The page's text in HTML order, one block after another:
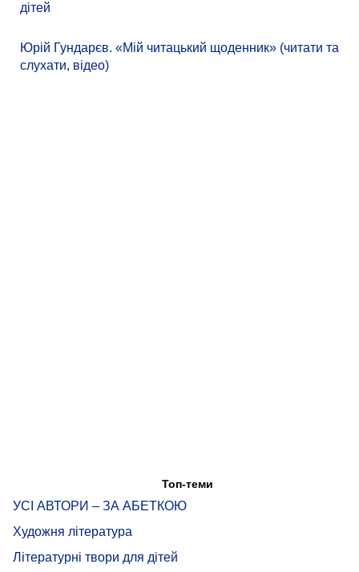
дітей
Юрій Гундарєв. «Мій читацький щоденник» (читати та
слухати, відео)
Топ-теми
УСІ АВТОРИ – ЗА АБЕТКОЮ
Художня література
Літературні твори для дітей